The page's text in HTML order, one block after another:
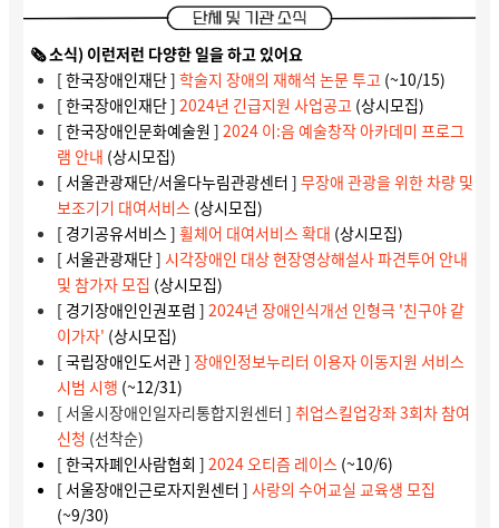
🗞️ 소식) 이런저런 다양한 일을 하고 있어요
[ 한국장애인재단 ] 학술지 장애의 재해석 논문 투고 (~10/15)
[ 한국장애인재단 ] 2024년 긴급지원 사업공고 (상시모집)
[ 한국장애인문화예술원 ] 2024 이:음 예술창작 아카데미 프로그
램 안내 (상시모집)
[ 서울관광재단/서울다누림관광센터 ] 무장애 관광을 위한 차량 및
보조기기 대여서비스 (상시모집)
[ 경기공유서비스 ] 휠체어 대여서비스 확대 (상시모집)
[ 서울관광재단 ] 시각장애인 대상 현장영상해설사 파견투어 안내
및 참가자 모집 (상시모집)
[ 경기장애인인권포럼 ] 2024년 장애인식개선 인형극 '친구야 같
이가자' (상시모집)
[ 국립장애인도서관 ] 장애인정보누리터 이용자 이동지원 서비스
시범 시행 (~12/31)
[ 서울시장애인일자리통합지원센터 ] 취업스킬업강좌 3회차 참여
신청 (선착순)
[ 한국자폐인사람협회 ] 2024 오티즘 레이스 (~10/6)
[ 서울장애인근로자지원센터 ] 사랑의 수어교실 교육생 모집
(~9/30)